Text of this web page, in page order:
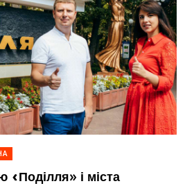
«Поділля» і міста